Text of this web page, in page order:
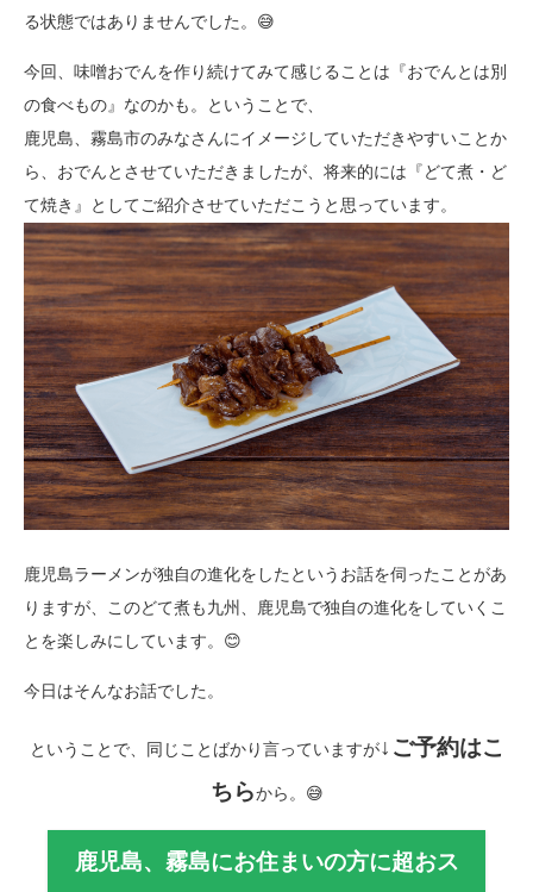
る状態ではありませんでした。😅
今回、味噌おでんを作り続けてみて感じることは『おでんとは別
の食べもの』なのかも。ということで、
鹿児島、霧島市のみなさんにイメージしていただきやすいことか
ら、おでんとさせていただきましたが、将来的には『どて煮・ど
て焼き』としてご紹介させていただこうと思っています。
鹿児島ラーメンが独自の進化をしたというお話を伺ったことがあ
りますが、このどて煮も九州、鹿児島で独自の進化をしていくこ
とを楽しみにしています。😊
今日はそんなお話でした。
ということで、同じことばかり言っていますが↓ ご予約はこ
ちらから。😅
鹿児島、霧島にお住まいの方に超おス